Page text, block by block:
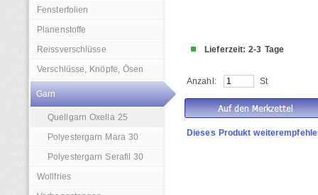
Fensterfolien
Planenstoffe
Reissverschlüsse
Verschlüsse, Knöpfe, Ösen
Garn
Quellgarn Oxella 25
Polyestergarn Mara 30
Polyestergarn Serafil 30
Wollfries
Lieferzeit: 2-3 Tage
Anzahl: St
Dieses Produkt